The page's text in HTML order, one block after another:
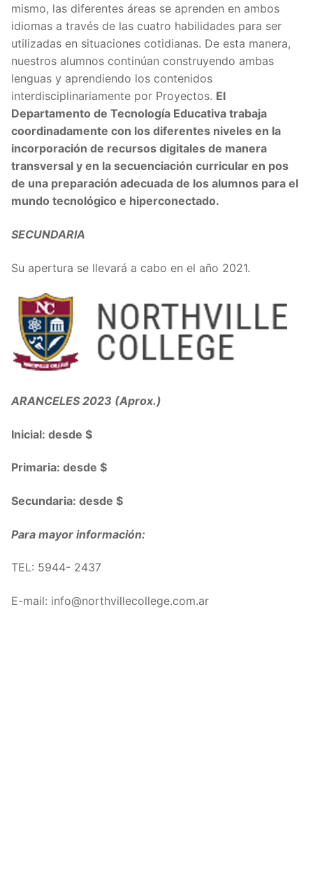
mismo, las diferentes áreas se aprenden en ambos
idiomas a través de las cuatro habilidades para ser
utilizadas en situaciones cotidianas. De esta manera,
nuestros alumnos continúan construyendo ambas
lenguas y aprendiendo los contenidos
interdisciplinariamente por Proyectos. El
Departamento de Tecnología Educativa trabaja
coordinadamente con los diferentes niveles en la
incorporación de recursos digitales de manera
transversal y en la secuenciación curricular en pos
de una preparación adecuada de los alumnos para el
mundo tecnológico e hiperconectado.
SECUNDARIA
Su apertura se llevará a cabo en el año 2021.
ARANCELES 2023 (Aprox.)
Inicial: desde $
Primaria: desde $
Secundaria: desde $
Para mayor información:
TEL: 5944- 2437
E-mail: info@northvillecollege.com.ar